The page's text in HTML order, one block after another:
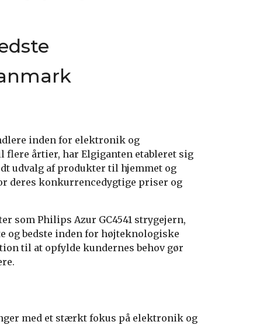
inden for elektronik og
årtier, har Elgiganten etableret sig
udvalg af produkter til hjemmet og
deres konkurrencedygtige priser og
som Philips Azur GC4541 strygejern,
og bedste inden for højteknologiske
til at opfylde kundernes behov gør
med et stærkt fokus på elektronik og